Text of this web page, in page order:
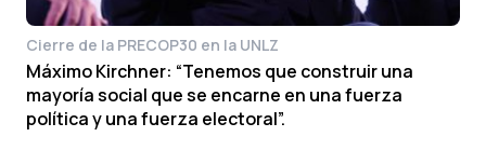
Cierre de la PRECOP30 en la UNLZ
Máximo Kirchner: “Tenemos que construir una
mayoría social que se encarne en una fuerza
política y una fuerza electoral”.